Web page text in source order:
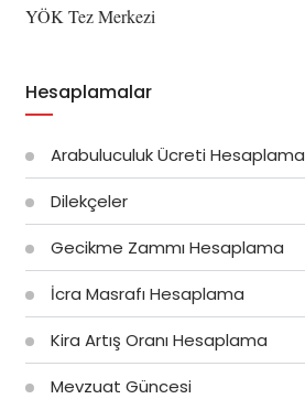
YÖK Tez Merkezi
Hesaplamalar
Arabuluculuk Ücreti Hesaplama
Dilekçeler
Gecikme Zammı Hesaplama
İcra Masrafı Hesaplama
Kira Artış Oranı Hesaplama
Mevzuat Güncesi